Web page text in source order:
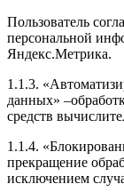
Пользователь
персональной
Яндекс.Метрика.
1.1.3.
данных»
средств
1.1.4.
прекращение
исключением